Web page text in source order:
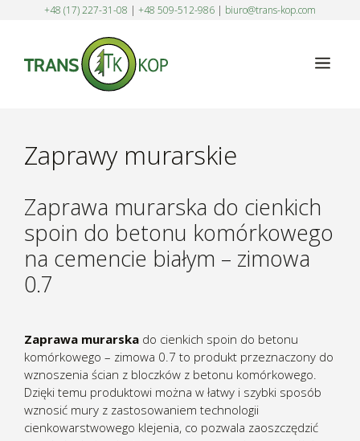
+48 (17) 227-31-08 | +48 509-512-986 | biuro@trans-kop.com
Zaprawy murarskie
Zaprawa murarska do cienkich
spoin do betonu komórkowego
na cemencie białym – zimowa
0.7
Zaprawa murarska do cienkich spoin do betonu
komórkowego – zimowa 0.7 to produkt przeznaczony do
wznoszenia ścian z bloczków z betonu komórkowego.
Dzięki temu produktowi można w łatwy i szybki sposób
wznosić mury z zastosowaniem technologii
cienkowarstwowego klejenia, co pozwala zaoszczędzić